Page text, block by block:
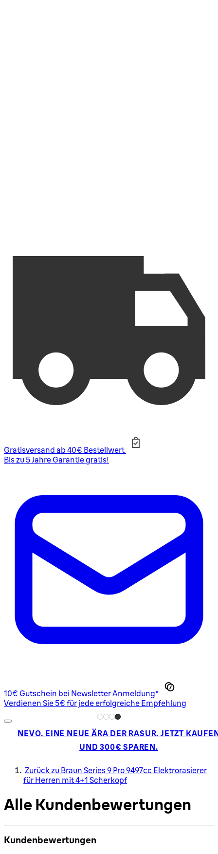
Gratisversand ab 40€ Bestellwert
Bis zu 5 Jahre Garantie gratis!
10€ Gutschein bei Newsletter Anmeldung*
Verdienen Sie 5€ für jede erfolgreiche Empfehlung
NEVO. EINE NEUE ÄRA DER RASUR. JETZT
UND 300€ SPAREN.
Zurück zu Braun Series 9 Pro 9497cc Elektrorasierer
für Herren mit 4+1 Scherkopf
Alle Kundenbewertungen
Kundenbewertungen